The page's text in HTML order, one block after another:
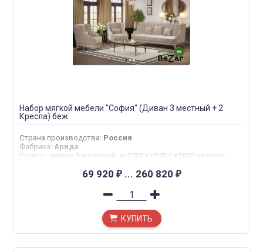
Набор мягкой мебели "София" (Диван 3 местный + 2
Кресла) беж
Страна производства: Россия
Фабрика: Арида
Размер : диван 3 местный: ш2700 * г970 * в1000 кресло:
69 920 ₽... 260 820 ₽
КУПИТЬ